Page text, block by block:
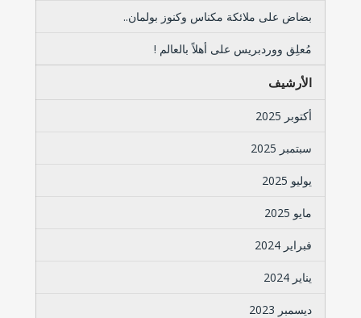
بضاض على ملائكة مكناس وكنوز بولمان..
مُعلِق ووردبريس على أهلاً بالعالم !
الأرشيف
أكتوبر 2025
سبتمبر 2025
يوليو 2025
مايو 2025
فبراير 2024
يناير 2024
ديسمبر 2023